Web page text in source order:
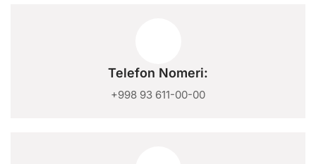
Telefon Nomeri:
+998 93 611-00-00